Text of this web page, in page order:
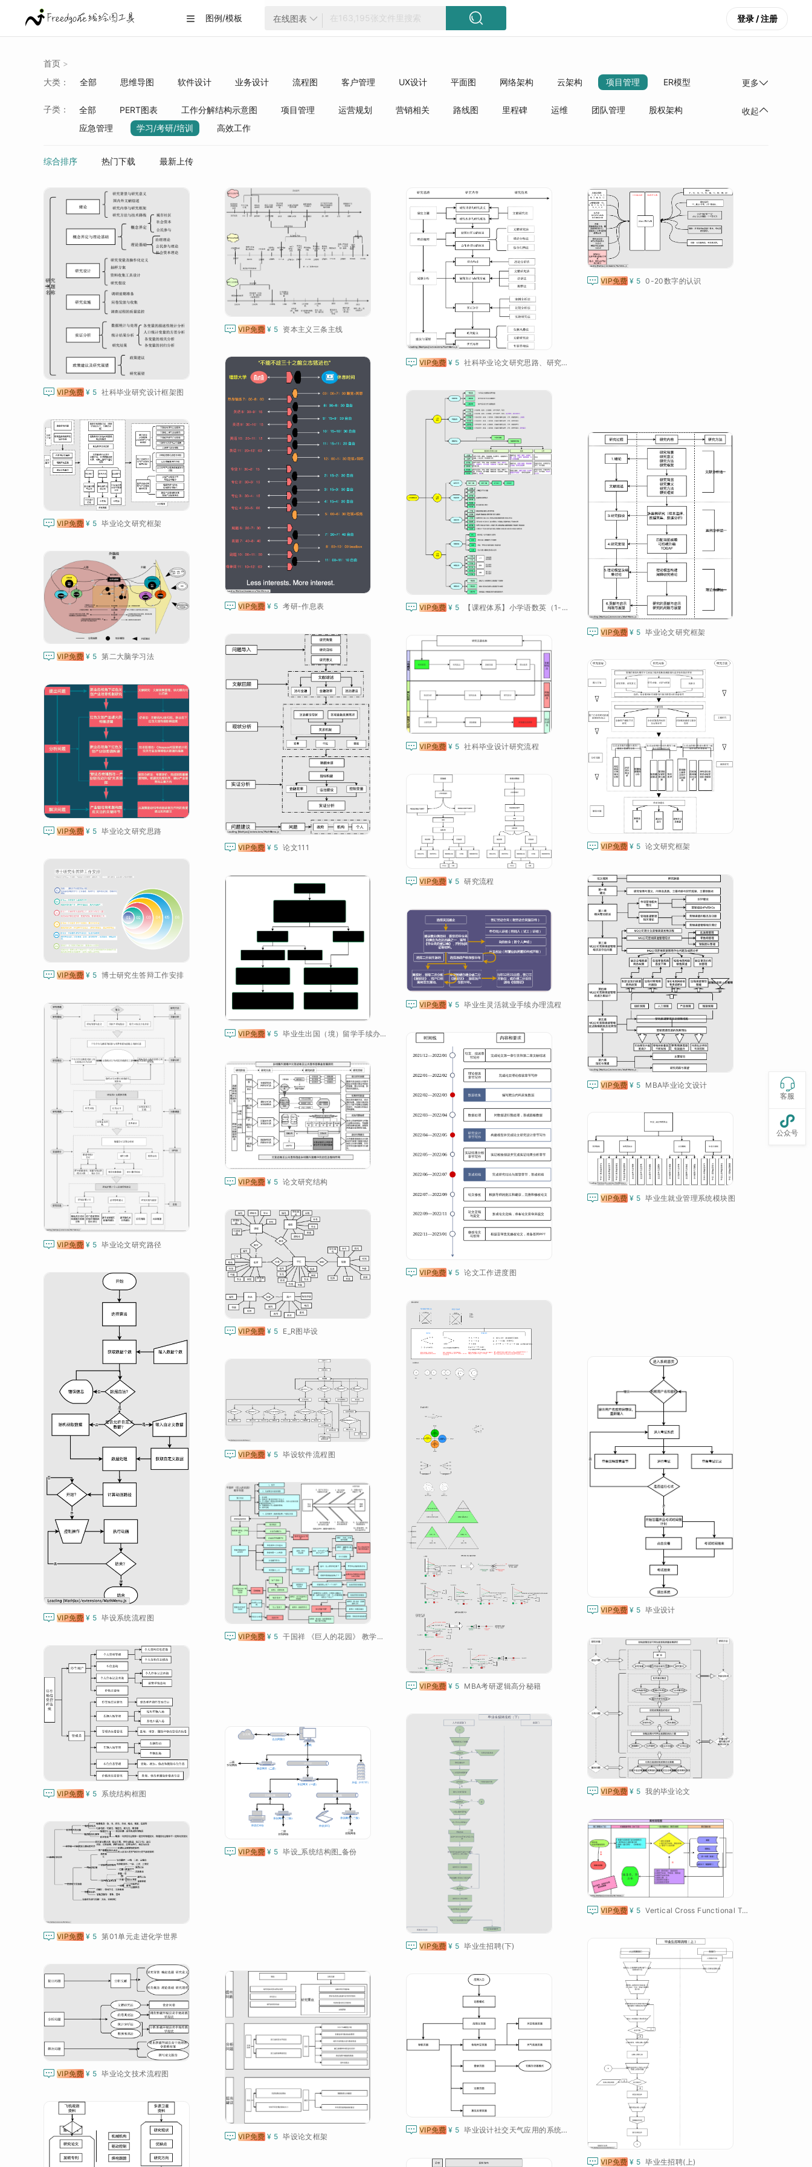
 图例/模板 
在线图表  登录 / 注册
首页 >
大类： 全部 思维导图 软件设计 业务设计 流程图 客户管理 UX设计 平面图 网络架构 云架构 项目管理
ER模型
更多
子类： 全部 PERT图表 工作分解结构示意图 项目管理 运营规划 营销相关 路线图 里程碑 运维 团队管理
股权架构
应急管理
学习/考研/培训 高效工作
收起
综合排序 热门下载 最新上传
 VIP免费 ¥ 5 社科毕业研究设计框架图
 VIP免费 ¥ 5 资本主义三条主线
 VIP免费 ¥ 5 社科毕业论文研究思路、研究框架
 VIP免费 ¥ 5 0-20数字的认识
 VIP免费 ¥ 5 考研-作息表  VIP免费 ¥ 5 【课程体系】小学语数英（1-6年级）
 VIP免费 ¥ 5 毕业论文研究框架
 VIP免费 ¥ 5 毕业论文研究框架
 VIP免费 ¥ 5 第二大脑学习法
 VIP免费 ¥ 5 论文111
 VIP免费 ¥ 5 社科毕业设计研究流程
 VIP免费 ¥ 5 论文研究框架
 VIP免费 ¥ 5 毕业论文研究思路
 VIP免费 ¥ 5 研究流程
 VIP免费 ¥ 5 博士研究生答辩工作安排
 VIP免费 ¥ 5 MBA毕业论文设计
 VIP免费 ¥ 5 毕业生出国（境）留学手续办理流程
 VIP免费 ¥ 5 毕业生灵活就业手续办理流程
 VIP免费 ¥ 5 毕业论文研究路径
 VIP免费 ¥ 5 论文工作进度图
 VIP免费 ¥ 5 论文研究结构
 VIP免费 ¥ 5 毕业生就业管理系统模块图
 VIP免费 ¥ 5 E_R图毕设
 VIP免费 ¥ 5 毕设系统流程图
 VIP免费 ¥ 5 MBA考研逻辑高分秘籍
 VIP免费 ¥ 5 毕业设计
 VIP免费 ¥ 5 毕设软件流程图
 VIP免费 ¥ 5 干国祥 《巨人的花园》 教学导图
 VIP免费 ¥ 5 我的毕业论文
 VIP免费 ¥ 5 系统结构框图
 VIP免费 ¥ 5 毕业生招聘(下)
 VIP免费 ¥ 5 毕设_系统结构图_备份
 VIP免费 ¥ 5 Vertical Cross Functional Template
 VIP免费 ¥ 5 第01单元走进化学世界
 VIP免费 ¥ 5 毕业生招聘(上)
 VIP免费 ¥ 5 毕业论文技术流程图
 VIP免费 ¥ 5 毕设论文框架
 VIP免费 ¥ 5 毕业设计社交天气应用的系统流程图

客服

公众号